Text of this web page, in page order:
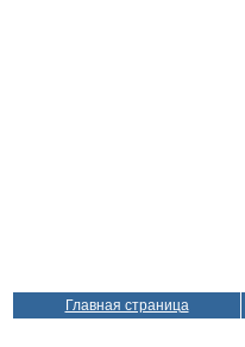
Главная страница